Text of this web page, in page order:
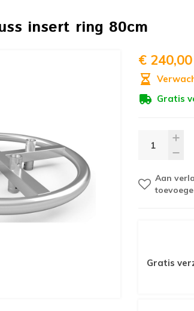
insert ring 80cm
€ 240,00
Gratis
Aan
Gratis